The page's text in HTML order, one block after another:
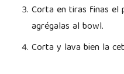
Corta en tiras finas el
agrégalas al bowl.
Corta y lava bien la